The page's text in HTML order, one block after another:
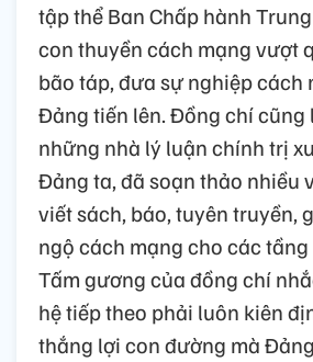
tập thể Ban Chấp hành
con thuyền cách mạng vượt
bão táp, đưa sự nghiệp cách
Đảng tiến lên. Đồng chí cũng
những nhà lý luận chính trị
Đảng ta, đã soạn thảo nhiều
viết sách, báo, tuyên truyền,
ngộ cách mạng cho các
Tấm gương của đồng chí
hệ tiếp theo phải luôn kiên
thắng lợi con đường mà